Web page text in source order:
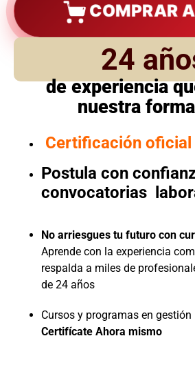
COMPRAR
24
de experiencia
nuestra
Certificación oficial
Postula con
convocatorias
No arriesgues tu futuro con
Aprende con la experiencia
respalda a miles de
de 24 años
Cursos y programas en
Certifícate Ahora mismo